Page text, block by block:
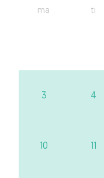
ma ti
3 4
10 11